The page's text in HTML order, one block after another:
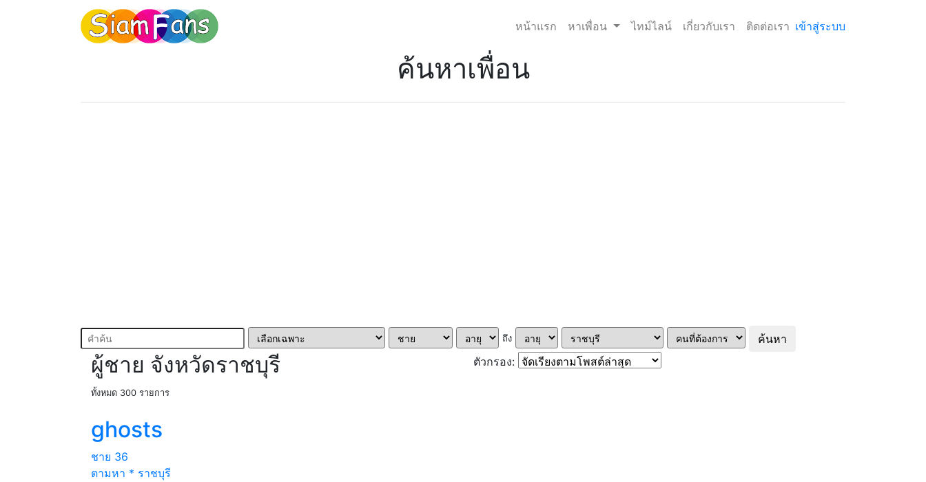
หน้าแรก หาเพื่อน ไทม์ไลน์ เกี่ยวกับเรา ติดต่อเรา เข้าสู่ระบบ
ค้นหาเพื่อน
ถึง ค้นหา
ผู้ชาย จังหวัดราชบุรี
ทั้งหมด 300 รายการ
ตัวกรอง:
ghosts
ชาย 36
ตามหา * ราชบุรี